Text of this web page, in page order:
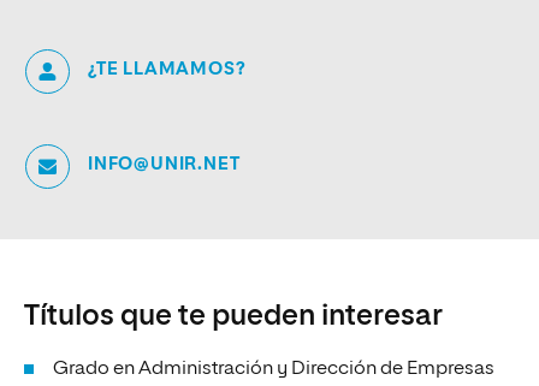
¿TE LLAMAMOS?
INFO@UNIR.NET
Títulos que te pueden interesar
Grado en Administración y Dirección de Empresas